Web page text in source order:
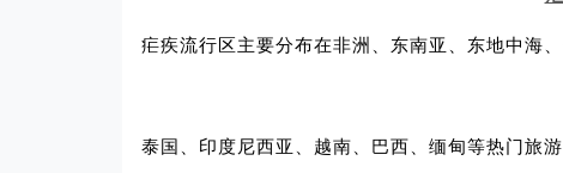
疟疾流行区主要分布在非洲、东南亚、东地中海
泰国、印度尼西亚、越南、巴西、缅甸等热门旅